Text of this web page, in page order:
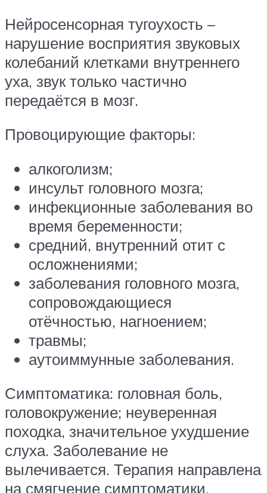
Нейросенсорная тугоухость –
нарушение восприятия звуковых
колебаний клетками внутреннего
уха, звук только частично
передаётся в мозг.
Провоцирующие факторы:
алкоголизм;
инсульт головного мозга;
инфекционные заболевания во
время беременности;
средний, внутренний отит с
осложнениями;
заболевания головного мозга,
сопровождающиеся
отёчностью, нагноением;
травмы;
аутоиммунные заболевания.
Симптоматика: головная боль,
головокружение; неуверенная
походка, значительное ухудшение
слуха. Заболевание не
вылечивается. Терапия направлена
на смягчение симптоматики,